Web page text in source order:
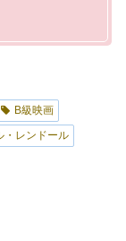
B級映画
・レンドール